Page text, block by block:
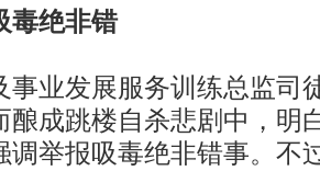
毒绝非错
业发展服务训练总监司
酿成跳楼自杀悲剧中，明
调举报吸毒绝非错事。不